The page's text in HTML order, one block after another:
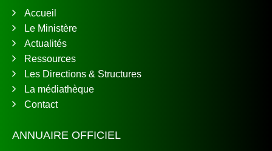
Accueil
Le Ministère
Actualités
Ressources
Les Directions & Structures
La médiathèque
Contact
ANNUAIRE OFFICIEL